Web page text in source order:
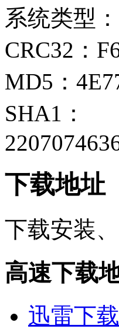
系统类型
CRC32：
MD5：
SHA1：
下载地址
下载安装
高速下载
迅雷下